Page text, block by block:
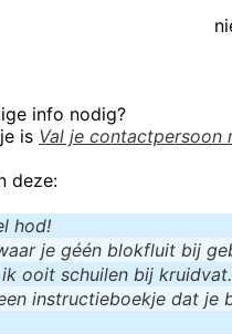
info nodig?
is Val je contactpersoon
deze:
hod!
je géén blokfluit bij
ooit schuilen bij
instructieboekje dat